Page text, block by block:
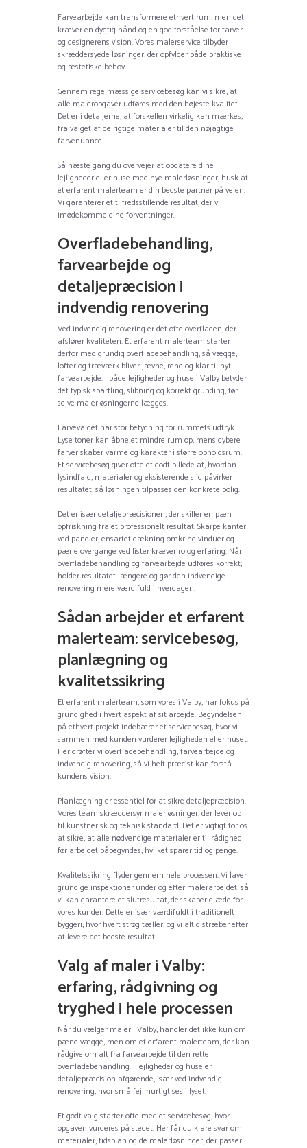
Farvearbejde kan transformere ethvert rum, men det
kræver en dygtig hånd og en god forståelse for farver
og designerens vision. Vores malerservice tilbyder
skræddersyede løsninger, der opfylder både praktiske
og æstetiske behov.
Gennem regelmæssige servicebesøg kan vi sikre, at
alle maleropgaver udføres med den højeste kvalitet.
Det er i detaljerne, at forskellen virkelig kan mærkes,
fra valget af de rigtige materialer til den nøjagtige
farvenuance.
Så næste gang du overvejer at opdatere dine
lejligheder eller huse med nye malerløsninger, husk at
et erfarent malerteam er din bedste partner på vejen.
Vi garanterer et tilfredsstillende resultat, der vil
imødekomme dine forventninger.
Overfladebehandling,
farvearbejde og
detaljepræcision i
indvendig renovering
Ved indvendig renovering er det ofte overfladen, der
afslører kvaliteten. Et erfarent malerteam starter
derfor med grundig overfladebehandling, så vægge,
lofter og træværk bliver jævne, rene og klar til nyt
farvearbejde. I både lejligheder og huse i Valby betyder
det typisk spartling, slibning og korrekt grunding, før
selve malerløsningerne lægges.
Farvevalget har stor betydning for rummets udtryk.
Lyse toner kan åbne et mindre rum op, mens dybere
farver skaber varme og karakter i større opholdsrum.
Et servicebesøg giver ofte et godt billede af, hvordan
lysindfald, materialer og eksisterende slid påvirker
resultatet, så løsningen tilpasses den konkrete bolig.
Det er især detaljepræcisionen, der skiller en pæn
opfriskning fra et professionelt resultat. Skarpe kanter
ved paneler, ensartet dækning omkring vinduer og
pæne overgange ved lister kræver ro og erfaring. Når
overfladebehandling og farvearbejde udføres korrekt,
holder resultatet længere og gør den indvendige
renovering mere værdifuld i hverdagen.
Sådan arbejder et erfarent
malerteam: servicebesøg,
planlægning og
kvalitetssikring
Et erfarent malerteam, som vores i Valby, har fokus på
grundighed i hvert aspekt af sit arbejde. Begyndelsen
på ethvert projekt indebærer et servicebesøg, hvor vi
sammen med kunden vurderer lejligheden eller huset.
Her drøfter vi overfladebehandling, farvearbejde og
indvendig renovering, så vi helt præcist kan forstå
kundens vision.
Planlægning er essentiel for at sikre detaljepræcision.
Vores team skræddersyr malerløsninger, der lever op
til kunstnerisk og teknisk standard. Det er vigtigt for os
at sikre, at alle nødvendige materialer er til rådighed
før arbejdet påbegyndes, hvilket sparer tid og penge.
Kvalitetssikring flyder gennem hele processen. Vi laver
grundige inspektioner under og efter malerarbejdet, så
vi kan garantere et slutresultat, der skaber glæde for
vores kunder. Dette er især værdifuldt i traditionelt
byggeri, hvor hvert strøg tæller, og vi altid stræber efter
at levere det bedste resultat.
Valg af maler i Valby:
erfaring, rådgivning og
tryghed i hele processen
Når du vælger maler i Valby, handler det ikke kun om
pæne vægge, men om et erfarent malerteam, der kan
rådgive om alt fra farvearbejde til den rette
overfladebehandling. I lejligheder og huse er
detaljepræcision afgørende, især ved indvendig
renovering, hvor små fejl hurtigt ses i lyset.
Et godt valg starter ofte med et servicebesøg, hvor
opgaven vurderes på stedet. Her får du klare svar om
materialer, tidsplan og de malerløsninger, der passer